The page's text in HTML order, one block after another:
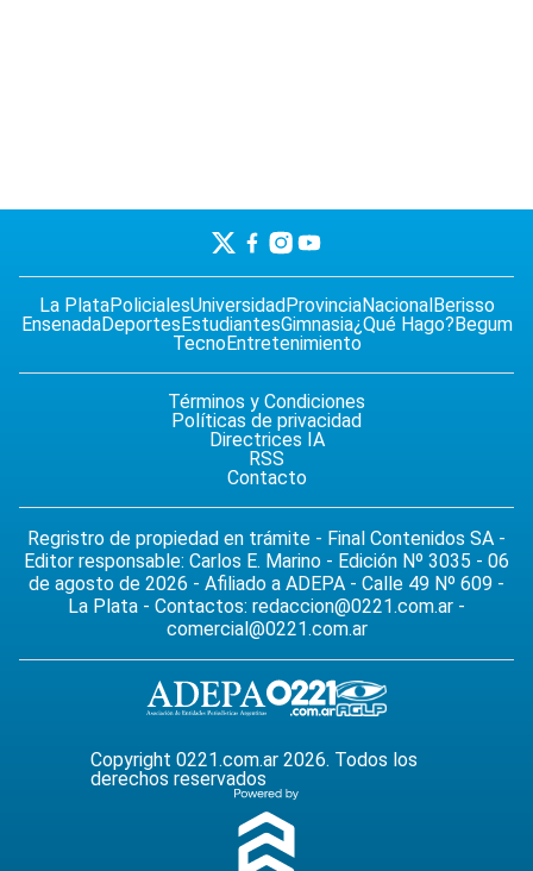
La PlataPolicialesUniversidad ProvinciaNacional Berisso
EnsenadaDeportes EstudiantesGimnasia¿Qué Hago? Begum
TecnoEntretenimiento
Términos y Condiciones
Políticas de privacidad
Directrices IA
RSS
Contacto
Regristro de propiedad en trámite - Final Contenidos SA -
Editor responsable: Carlos E. Marino - Edición Nº 3035 - 06
de agosto de 2026 - Afiliado a ADEPA - Calle 49 Nº 609 -
La Plata - Contactos: redaccion@0221.com.ar -
comercial@0221.com.ar
Copyright 0221.com.ar 2026. Todos los
derechos reservados